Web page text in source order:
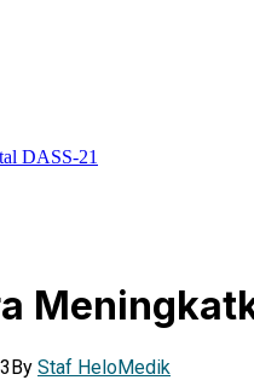
DASS-21
By Staf HeloMedik